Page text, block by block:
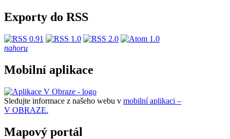
Exporty do RSS
nahoru
Mobilní aplikace
Sledujte informace z našeho webu v mobilní aplikaci –
V OBRAZE.
Mapový portál